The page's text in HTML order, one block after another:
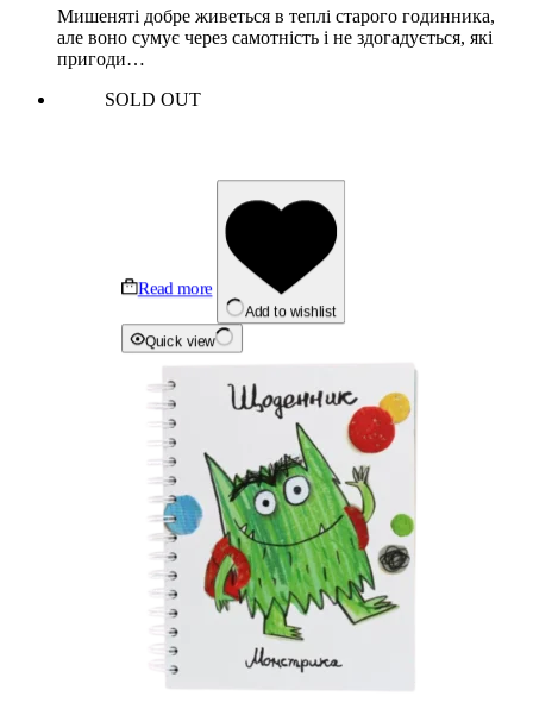
Мишеняті добре живеться в теплі старого годинника,
але воно сумує через самотність і не здогадується, які
пригоди…
SOLD OUT
Read more
Add to wishlist
Quick view